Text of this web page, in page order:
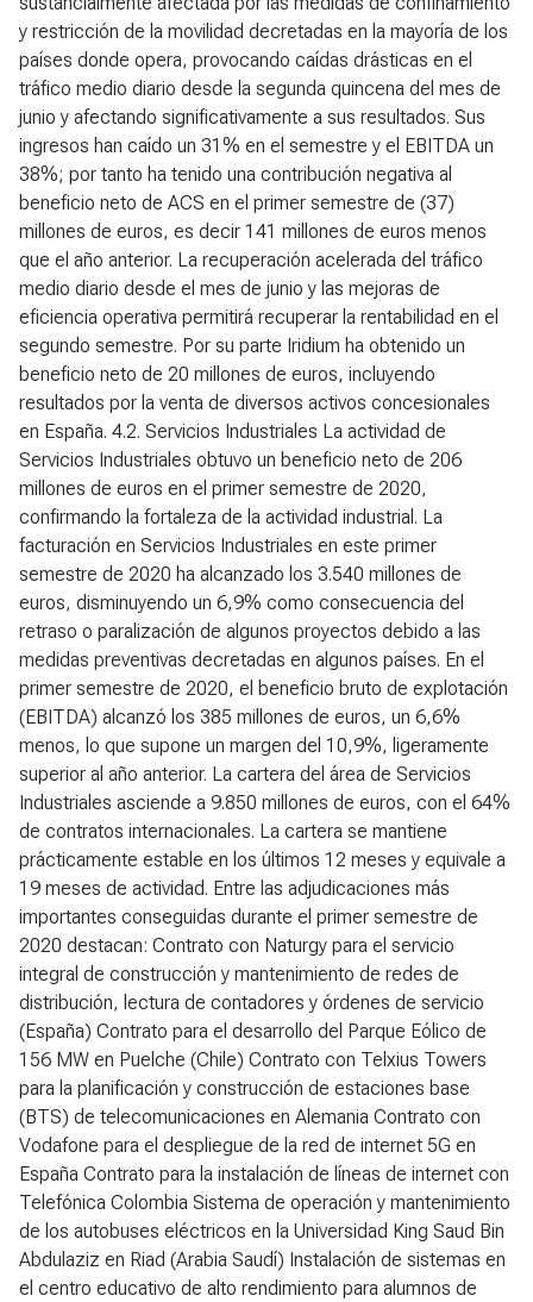
y restricción de la movilidad decretadas en la mayoría de los
países donde opera, provocando caídas drásticas en el
tráfico medio diario desde la segunda quincena del mes de
junio y afectando significativamente a sus resultados. Sus
ingresos han caído un 31% en el semestre y el EBITDA un
38%; por tanto ha tenido una contribución negativa al
beneficio neto de ACS en el primer semestre de (37)
millones de euros, es decir 141 millones de euros menos
que el año anterior. La recuperación acelerada del tráfico
medio diario desde el mes de junio y las mejoras de
eficiencia operativa permitirá recuperar la rentabilidad en el
segundo semestre. Por su parte Iridium ha obtenido un
beneficio neto de 20 millones de euros, incluyendo
resultados por la venta de diversos activos concesionales
en España. 4.2. Servicios Industriales La actividad de
Servicios Industriales obtuvo un beneficio neto de 206
millones de euros en el primer semestre de 2020,
confirmando la fortaleza de la actividad industrial. La
facturación en Servicios Industriales en este primer
semestre de 2020 ha alcanzado los 3.540 millones de
euros, disminuyendo un 6,9% como consecuencia del
retraso o paralización de algunos proyectos debido a las
medidas preventivas decretadas en algunos países. En el
primer semestre de 2020, el beneficio bruto de explotación
(EBITDA) alcanzó los 385 millones de euros, un 6,6%
menos, lo que supone un margen del 10,9%, ligeramente
superior al año anterior. La cartera del área de Servicios
Industriales asciende a 9.850 millones de euros, con el 64%
de contratos internacionales. La cartera se mantiene
prácticamente estable en los últimos 12 meses y equivale a
19 meses de actividad. Entre las adjudicaciones más
importantes conseguidas durante el primer semestre de
2020 destacan: Contrato con Naturgy para el servicio
integral de construcción y mantenimiento de redes de
distribución, lectura de contadores y órdenes de servicio
(España) Contrato para el desarrollo del Parque Eólico de
156 MW en Puelche (Chile) Contrato con Telxius Towers
para la planificación y construcción de estaciones base
(BTS) de telecomunicaciones en Alemania Contrato con
Vodafone para el despliegue de la red de internet 5G en
España Contrato para la instalación de líneas de internet con
Telefónica Colombia Sistema de operación y mantenimiento
de los autobuses eléctricos en la Universidad King Saud Bin
Abdulaziz en Riad (Arabia Saudí) Instalación de sistemas en
el centro educativo de alto rendimiento para alumnos de